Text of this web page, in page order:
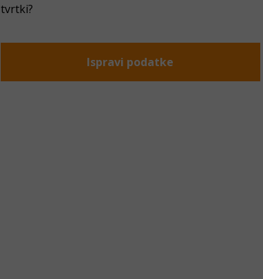
tvrtki?
Ispravi podatke